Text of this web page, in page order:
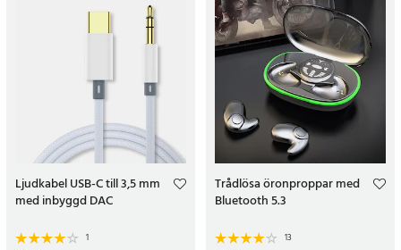
Ljudkabel USB-C till 3,5 mm
med inbyggd DAC
1
Trådlösa öronproppar med
Bluetooth 5.3
13